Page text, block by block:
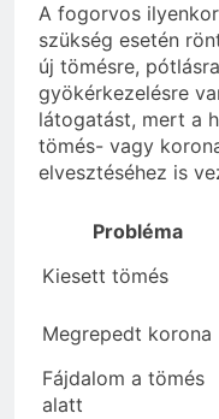
A fogorvos
szükség esetén
új tömésre,
gyökérkezelésre
látogatást, mert a
tömés- vagy
elvesztéséhez is
Probléma
Kiesett tömés
Megrepedt korona
Fájdalom a tömés
alatt